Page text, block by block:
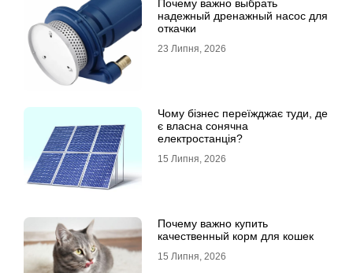
Почему важно выбрать
надежный дренажный насос для
откачки
23 Липня, 2026
Чому бізнес переїжджає туди, де
є власна сонячна
електростанція?
15 Липня, 2026
Почему важно купить
качественный корм для кошек
15 Липня, 2026